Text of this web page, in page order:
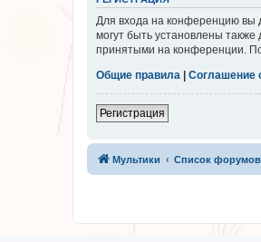
Для входа на конференцию вы
могут быть установлены
принятыми на конференции.
Общие правила | Соглашение
Регистрация
Мультики Список форумов